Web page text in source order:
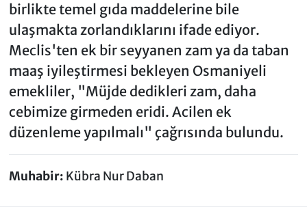
birlikte temel gıda maddelerine bile
ulaşmakta zorlandıklarını ifade ediyor.
Meclis'ten ek bir seyyanen zam ya da taban
maaş iyileştirmesi bekleyen Osmaniyeli
emekliler, "Müjde dedikleri zam, daha
cebimize girmeden eridi. Acilen ek
düzenleme yapılmalı" çağrısında bulundu.
Muhabir: Kübra Nur Daban